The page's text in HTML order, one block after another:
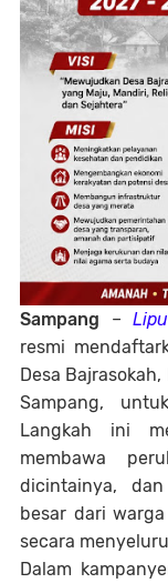
Sampang –
resmi
Desa
Sampang,
Langkah ini
membawa
dicintainya,
besar dari
secara
Dalam